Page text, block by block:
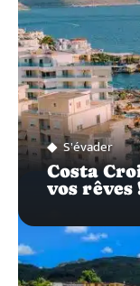
S'évader
Costa
vos rêves